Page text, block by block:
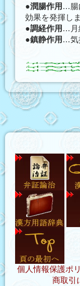
●潤腸作用 …
効果を発揮しま
●調経作用 …月
●鎮静作用 …気
個人情報保護ポ
商取引